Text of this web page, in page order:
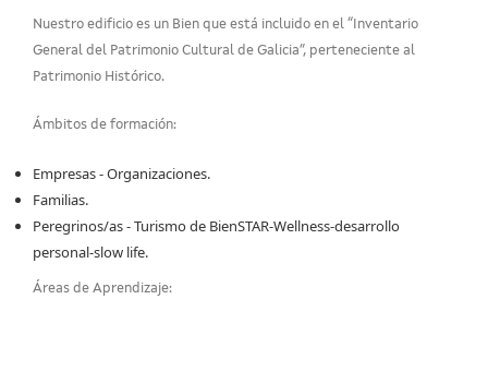
Nuestro edificio es un Bien que está incluido en el “Inventario
General del Patrimonio Cultural de Galicia”, perteneciente al
Patrimonio Histórico.
Ámbitos de formación:
Empresas - Organizaciones.
Familias.
Peregrinos/as - Turismo de BienSTAR-Wellness-desarrollo
personal-slow life.
Áreas de Aprendizaje: